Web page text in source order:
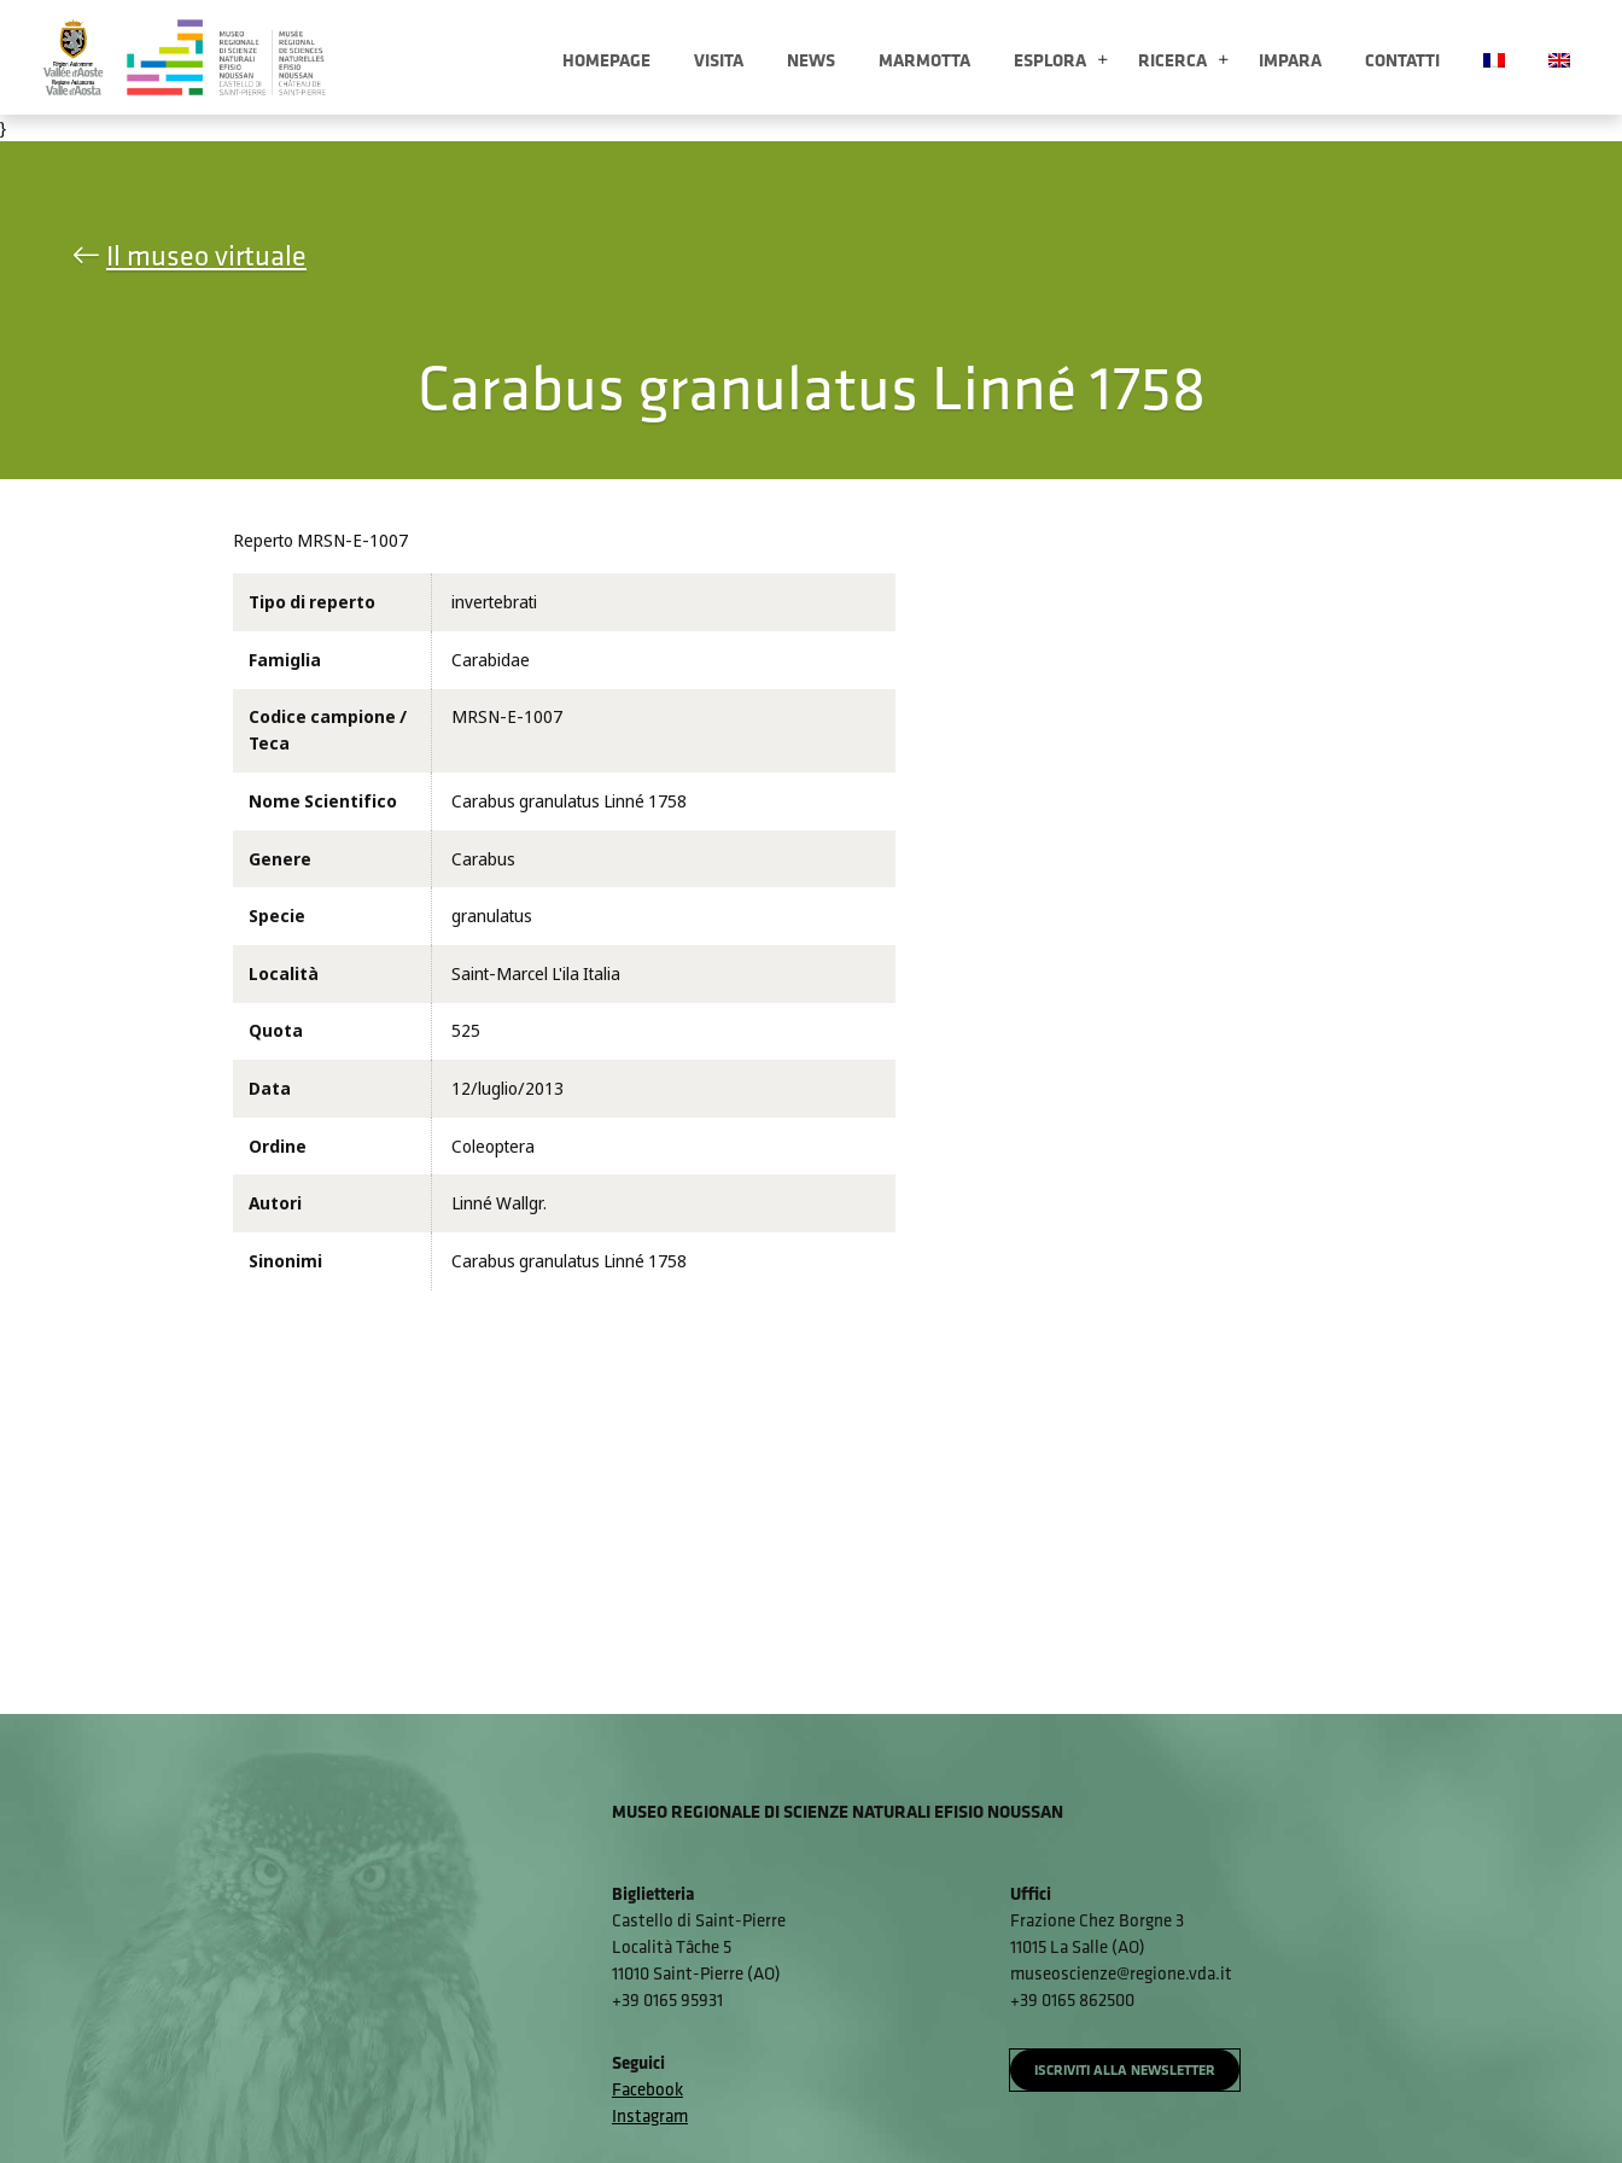
HOMEPAGE VISITA NEWS MARMOTTA ESPLORA RICERCA IMPARA CONTATTI
}
Il museo virtuale
Carabus granulatus Linné 1758
Reperto MRSN-E-1007
Tipo di reperto invertebrati
Famiglia Carabidae
Codice campione /
Teca
MRSN-E-1007
Nome Scientifico Carabus granulatus Linné 1758
Genere Carabus
Specie granulatus
Località Saint-Marcel L'ila Italia
Quota 525
Data 12/luglio/2013
Ordine Coleoptera
Autori Linné Wallgr.
Sinonimi Carabus granulatus Linné 1758
MUSEO REGIONALE DI SCIENZE NATURALI EFISIO NOUSSAN
Biglietteria
Castello di Saint-Pierre
Località Tâche 5
11010 Saint-Pierre (AO)
+39 0165 95931
Uffici
Frazione Chez Borgne 3
11015 La Salle (AO)
museoscienze@regione.vda.it
+39 0165 862500
Seguici
Facebook
Instagram
ISCRIVITI ALLA NEWSLETTER